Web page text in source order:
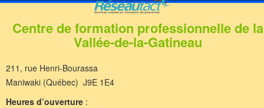
Centre de formation professionnelle de la
Vallée-de-la-Gatineau
211, rue Henri-Bourassa
Maniwaki (Québec) J9E 1E4
Heures d’ouverture :